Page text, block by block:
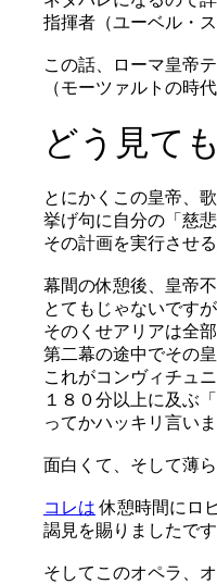
指揮者（ユーベル・
この話、ローマ皇帝
（モーツァルトの時
どう見て
とにかくこの皇帝、
挙げ句に自分の「慈
その計画を実行させ
幕間の休憩後、皇帝
とてもじゃないです
そのくせアリアは全
第二幕の途中でその
これがコンヴィチュ
１８０分以上に及ぶ
ってかハッキリ言い
面白くて、そして薄
コレは 休憩時間にロ
謁見を賜りましたで
そしてこのオペラ、